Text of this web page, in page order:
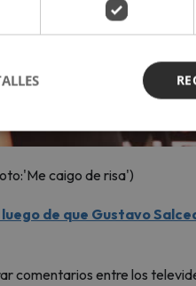
caigo de risa')
de que Gustavo
comentarios entre los